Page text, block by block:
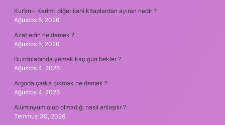
Kur’an-ı Kerim’i diğer ilahi kitaplardan ayıran nedir ?
Ağustos 6, 2026
Azat edin ne demek ?
Ağustos 5, 2026
Buzdolabında yemek kaç gün bekler ?
Ağustos 4, 2026
Argoda çarka çıkmak ne demek ?
Ağustos 4, 2026
Alüminyum olup olmadığı nasıl anlaşılır ?
Temmuz 30, 2026